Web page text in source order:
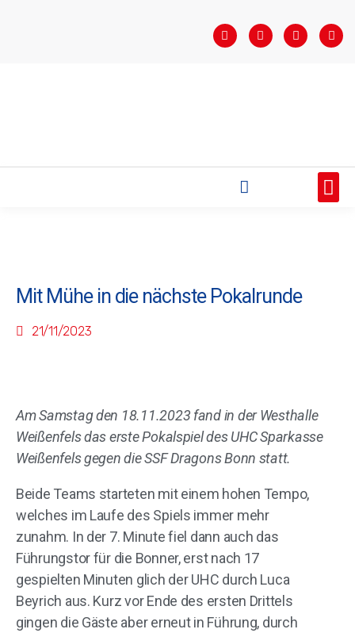
Mit Mühe in die nächste Pokalrunde
21/11/2023
Am Samstag den 18.11.2023 fand in der Westhalle
Weißenfels das erste Pokalspiel des UHC Sparkasse
Weißenfels gegen die SSF Dragons Bonn statt.
Beide Teams starteten mit einem hohen Tempo,
welches im Laufe des Spiels immer mehr
zunahm. In der 7. Minute fiel dann auch das
Führungstor für die Bonner, erst nach 17
gespielten Minuten glich der UHC durch Luca
Beyrich aus. Kurz vor Ende des ersten Drittels
gingen die Gäste aber erneut in Führung, durch